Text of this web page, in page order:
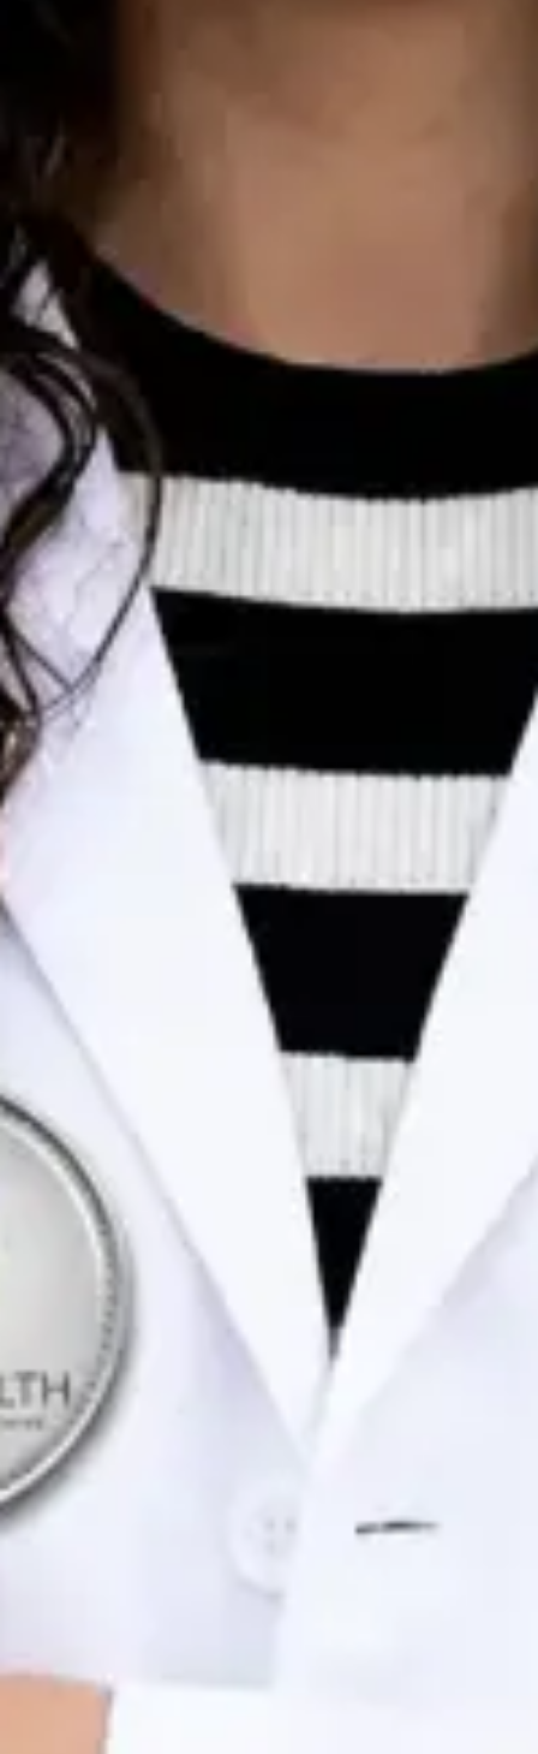
Registo
OM | 44172
Colégio Especialidade Oncologia
Idiomas
English, Spanish, French, Portuguese
Marcar consulta Ver perfil
Dr Egas Moura — Paediatrician, Global Health Portugal Dr
Egas Moura — Paediatrician at Global Health Portugal. Book
an online video consultation.
PT
Consulta de Pediatria
Dr Egas Moura
Registo
OM | 34823
Colégio Especialidade Pediatria
Portuguese, English
Marcar consulta
Dra. Joana Branco Maia — General Practitioner / Psychologist,
Global Health Portugal Dra. Joana Branco Maia — General
Practitioner / Psychologist at Global Health Portugal. Book an
online video consultation.
PT
Consulta de Psicologia
Dra. Joana Branco Maia
General Division